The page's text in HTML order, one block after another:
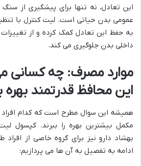
این تعادل، نه تنها برای پیشگیری از
به حفظ این تعادل کمک کرده و از
داخلی بدن جلوگیری می کند.
موارد مصرف: چه کسانی می
این محافظ قدرتمند بهره
همیشه این سوال مطرح است که کدام
مکمل بیشترین بهره را ببرند. کپسول
بهشاد دارو نیز برای گروه خاصی از
ادامه به تفصیل به آن ها می پردازیم: